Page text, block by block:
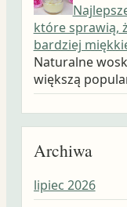
które sprawią,
bardziej
Naturalne
większą
Archiwa
lipiec 2026